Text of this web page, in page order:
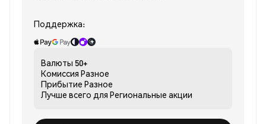
Поддержка:
Валюты 50+
Комиссия Разное
Прибытие Разное
Лучше всего для Региональные акции